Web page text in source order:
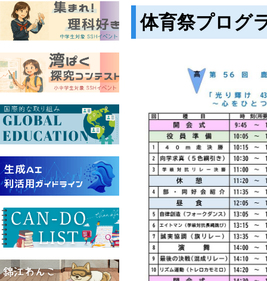
体育祭プログ